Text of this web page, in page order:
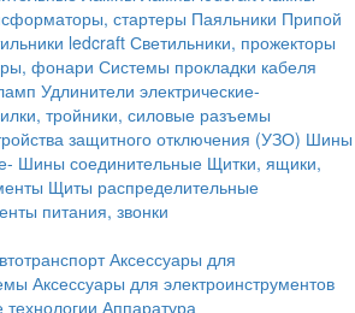
стартеры Паяльники Припой
ledcraftСветильники, прожекторы
фонари Системы прокладки кабеля
Удлинители электрические-
тройники, силовые разъемы
защитного отключения (УЗО) Шины
Шины соединительные Щитки, ящики,
Щиты распределительные
питания, звонки
Аксессуары для
Аксессуары для электроинструментов
Аппаратура